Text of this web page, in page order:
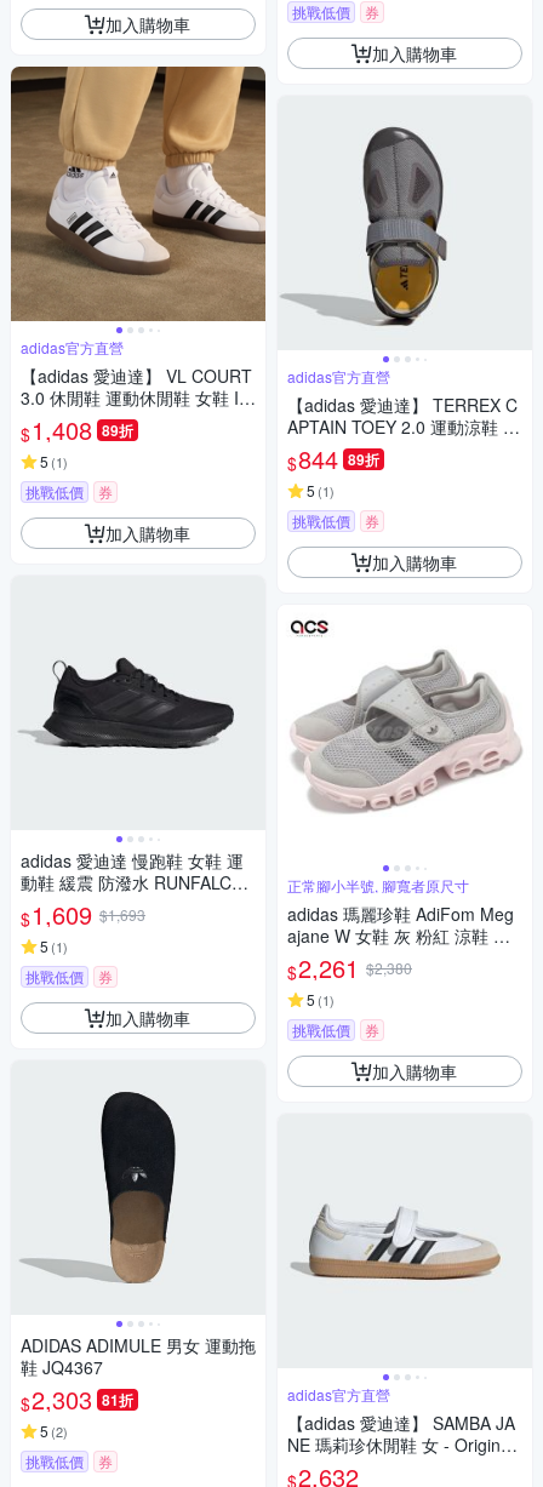
加入購物車
adidas官方直營
【adidas 愛迪達】 VL COURT
3.0 休閒鞋 運動休閒鞋 女鞋 ID
8797
$1,408 89折
5 (1)
挑戰低價 券
加入購物車
adidas 愛迪達 慢跑鞋 女鞋 運
動鞋 緩震 防潑水 RUNFALCO
N 5 TR W 黑 JP5913
$1,609 $1,693
5 (1)
挑戰低價 券
加入購物車
ADIDAS ADIMULE 男女 運動拖
鞋 JQ4367
$2,303 81折
5 (2)
挑戰低價 券
挑戰低價 券
加入購物車
adidas官方直營
【adidas 愛迪達】 TERREX C
APTAIN TOEY 2.0 運動涼鞋 涼
拖鞋 乾爽 童鞋 IF3099
$844 89折
5 (1)
挑戰低價 券
加入購物車
正常腳小半號, 腳寬者原尺寸
adidas 瑪麗珍鞋 AdiFom Meg
ajane W 女鞋 灰 粉紅 涼鞋 厚
底 休閒鞋 愛迪達 JP8116
$2,261 $2,380
5 (1)
挑戰低價 券
加入購物車
adidas官方直營
【adidas 愛迪達】 SAMBA JA
NE 瑪莉珍休閒鞋 女 - Originals
JR1402
$2,632